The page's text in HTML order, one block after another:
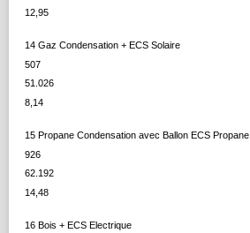
12,95
14 Gaz Condensation + ECS Solaire
507
51.026
8,14
15 Propane Condensation avec Ballon ECS Propane
926
62.192
14,48
16 Bois + ECS Electrique